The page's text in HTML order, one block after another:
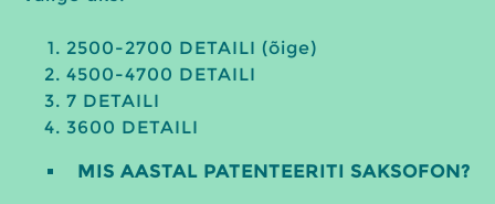
2500-2700 DETAILI (õige)
4500-4700 DETAILI
7 DETAILI
3600 DETAILI
MIS AASTAL PATENTEERITI SAKSOFON?